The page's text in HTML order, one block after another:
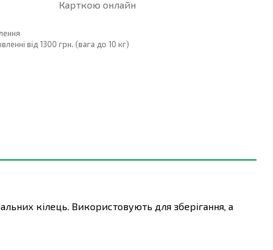
Карткою онлайн
від 1300 грн. (вага до 10 кг)
кілець. Використовують для зберігання, а